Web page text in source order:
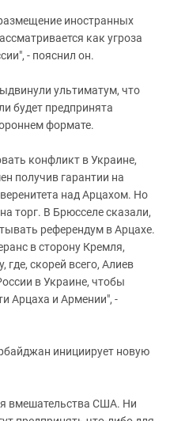
иностранных
как угроза
- пояснил он.
ультиматум, что
будет предпринята
формате.
конфликт в Украине,
получив гарантии на
над Арцахом. Но
торг. В Брюсселе сказали,
референдум в Арцахе.
в сторону Кремля,
где, скорей всего, Алиев
в Украине, чтобы
Арцаха и Армении", -
инициирует новую
вмешательства США. Ни